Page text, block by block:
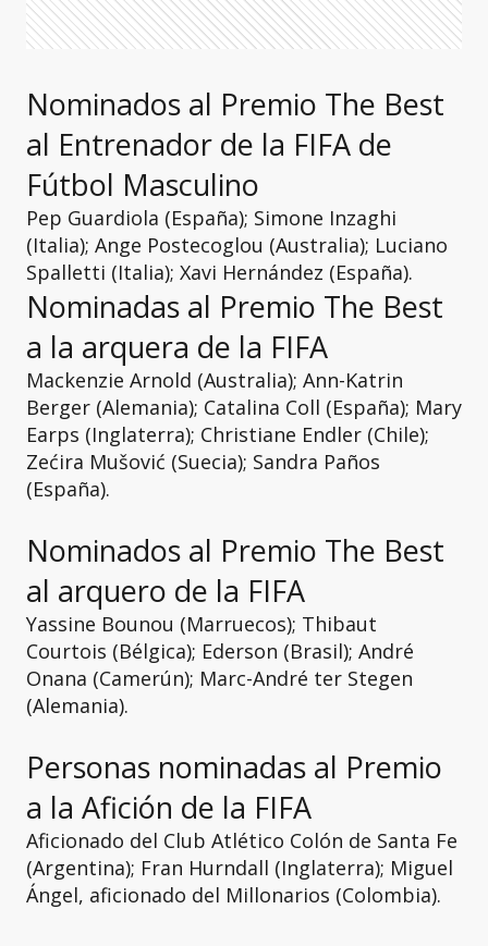
Nominados al Premio The Best
al Entrenador de la FIFA de
Fútbol Masculino
Pep Guardiola (España); Simone Inzaghi
(Italia); Ange Postecoglou (Australia); Luciano
Spalletti (Italia); Xavi Hernández (España).
Nominadas al Premio The Best
a la arquera de la FIFA
Mackenzie Arnold (Australia); Ann-Katrin
Berger (Alemania); Catalina Coll (España); Mary
Earps (Inglaterra); Christiane Endler (Chile);
Zećira Mušović (Suecia); Sandra Paños
(España).
Nominados al Premio The Best
al arquero de la FIFA
Yassine Bounou (Marruecos); Thibaut
Courtois (Bélgica); Ederson (Brasil); André
Onana (Camerún); Marc-André ter Stegen
(Alemania).
Personas nominadas al Premio
a la Afición de la FIFA
Aficionado del Club Atlético Colón de Santa Fe
(Argentina); Fran Hurndall (Inglaterra); Miguel
Ángel, aficionado del Millonarios (Colombia).